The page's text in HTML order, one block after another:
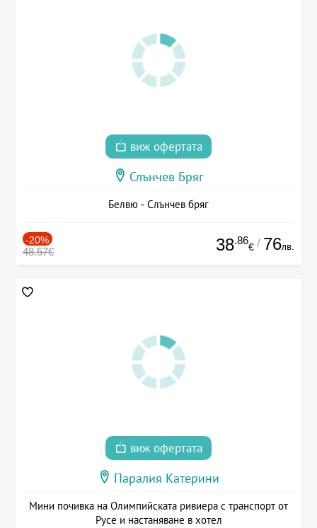
виж офертата
Слънчев Бряг
Белвю - Слънчев бряг
-20%
48.57€ 38.86
€ / 76лв.
виж офертата
Паралия Катерини
Мини почивка на Олимпийската ривиера с транспорт от
Русе и настаняване в хотел